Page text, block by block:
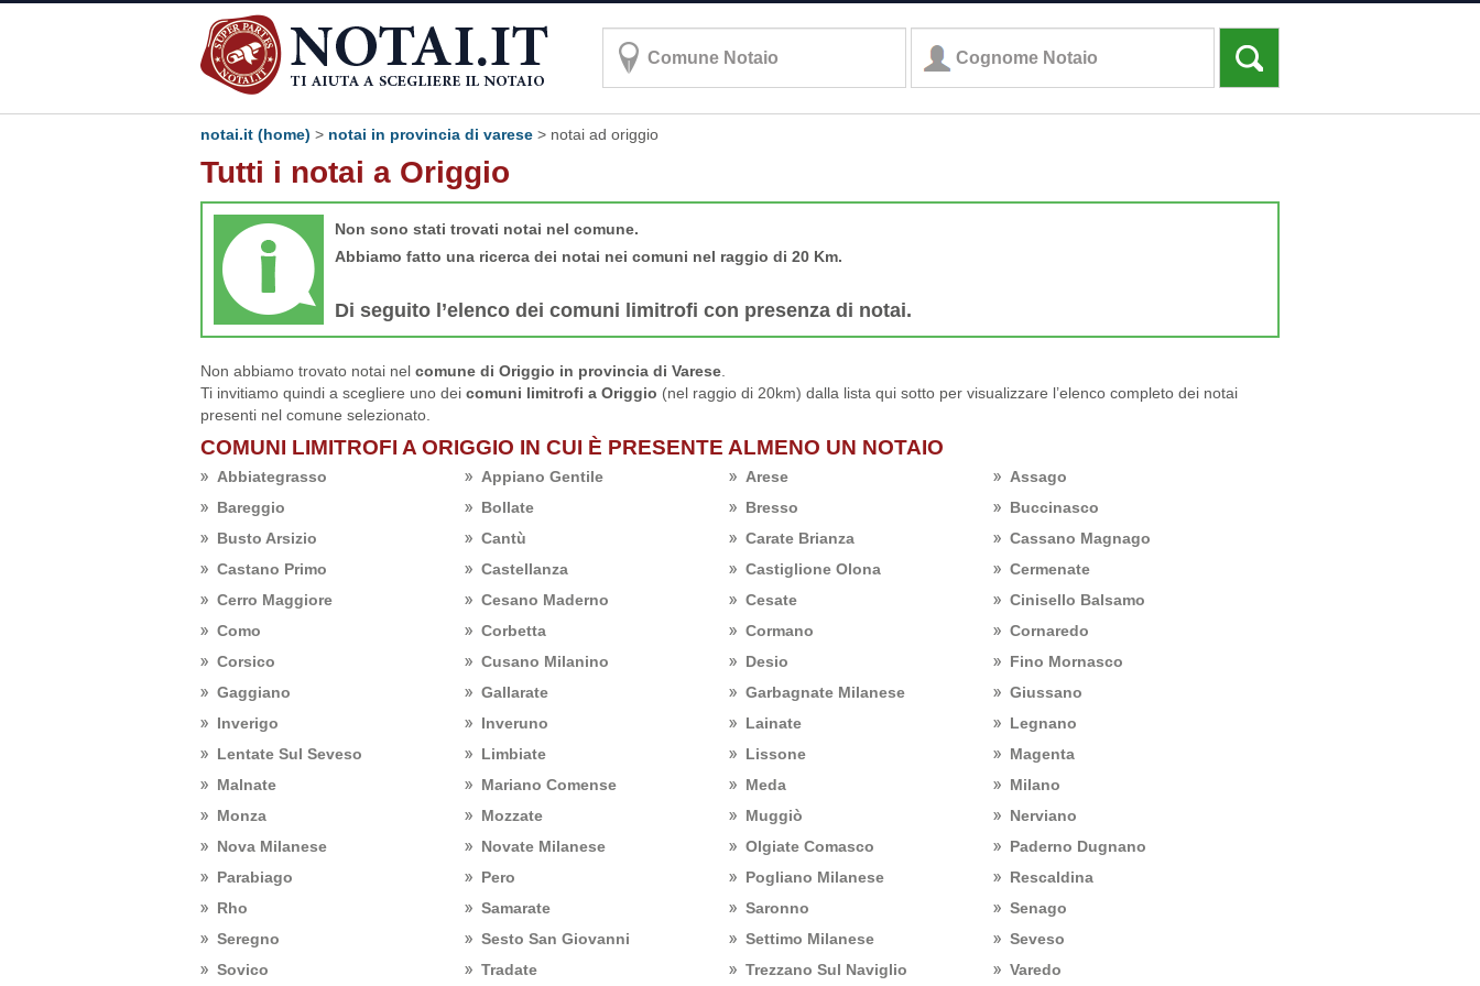
notai.it (home) > notai in provincia di varese > notai ad origgio
Tutti i notai a Origgio
Non sono stati trovati notai nel comune.
Abbiamo fatto una ricerca dei notai nei comuni nel raggio di 20 Km.
Di seguito l’elenco dei comuni limitrofi con presenza di notai.
Non abbiamo trovato notai nel comune di Origgio in provincia di Varese
Ti invitiamo quindi a scegliere uno dei comuni limitrofi a Origgio (nel raggio di 20km) dalla lista qui sotto per visualizzare l’elenco completo dei notai
presenti nel comune selezionato.
COMUNI LIMITROFI A ORIGGIO IN CUI È PRESENTE ALMENO UN NOTAIO
Abbiategrasso Appiano Gentile Arese
Assago
Bareggio
Bollate Bresso
Buccinasco
Busto Arsizio
Cantù Carate Brianza
Cassano Magnago
Castano Primo
Castellanza Castiglione Olona
Cermenate
Cerro Maggiore
Cesano Maderno Cesate
Cinisello Balsamo
Como
Corbetta Cormano
Cornaredo
Corsico
Cusano Milanino Desio
Fino Mornasco
Gaggiano
Gallarate Garbagnate Milanese
Giussano
Inverigo
Inveruno Lainate
Legnano
Lentate Sul Seveso
Limbiate Lissone
Magenta
Malnate
Mariano Comense Meda
Milano
Monza
Mozzate Muggiò
Nerviano
Nova Milanese
Novate Milanese Olgiate Comasco
Paderno Dugnano
Parabiago
Pero Pogliano Milanese
Rescaldina
Rho
Samarate Saronno
Senago
Seregno
Sesto San Giovanni Settimo Milanese
Seveso
Sovico
Tradate Trezzano Sul Naviglio Varedo